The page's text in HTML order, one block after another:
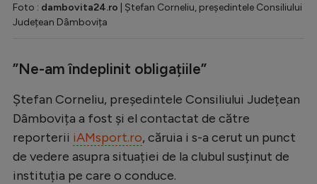
Foto : dambovita24.ro | Ștefan Corneliu, președintele Consiliului
Județean Dâmbovița
”Ne-am îndeplinit obligațiile”
Ștefan Corneliu, președintele Consiliului Județean
Dâmbovița a fost și el contactat de către
reporterii iAMsport.ro, căruia i s-a cerut un punct
de vedere asupra situației de la clubul susținut de
instituția pe care o conduce.